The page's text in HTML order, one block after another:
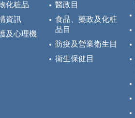
化粧品
資訊
及心理機
醫政目
食品、藥政及化粧
品目
防疫及營業衛生目
衛生保健目